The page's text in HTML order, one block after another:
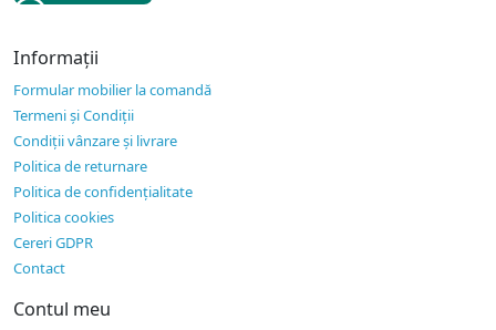
Informaţii
Formular mobilier la comandă
Termeni și Condiții
Condiții vânzare și livrare
Politica de returnare
Politica de confidențialitate
Politica cookies
Cereri GDPR
Contact
Contul meu